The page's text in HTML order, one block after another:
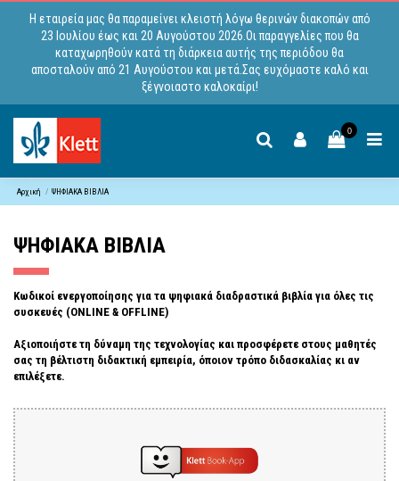
Η εταιρεία μας θα παραμείνει κλειστή λόγω θερινών διακοπών από
23 Ιουλίου έως και 20 Αυγούστου 2026.Οι παραγγελίες που θα
καταχωρηθούν κατά τη διάρκεια αυτής της περιόδου θα
αποσταλούν από 21 Αυγούστου και μετά.Σας ευχόμαστε καλό και
ξέγνοιαστο καλοκαίρι!
0
Αρχική ΨΗΦΙΑΚΑ ΒΙΒΛΙΑ
ΨΗΦΙΑΚΑ ΒΙΒΛΙΑ
Κωδικοί ενεργοποίησης για τα ψηφιακά διαδραστικά βιβλία για όλες τις
συσκευές (ONLINE & OFFLINE)
Αξιοποιήστε τη δύναμη της τεχνολογίας και προσφέρετε στους μαθητές
σας τη βέλτιστη διδακτική εμπειρία, όποιον τρόπο διδασκαλίας κι αν
επιλέξετε.